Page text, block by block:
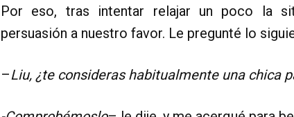
Por eso, tras intentar relajar un poco la
persuasión a nuestro favor. Le pregunté lo
–Liu, ¿te consideras habitualmente una chica